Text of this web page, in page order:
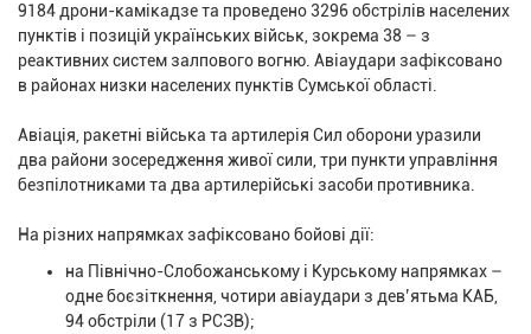
9184 дрони-камікадзе та проведено 3296 обстрілів населених
пунктів і позицій українських військ, зокрема 38 – з
реактивних систем залпового вогню. Авіаудари зафіксовано
в районах низки населених пунктів Сумської області.
Авіація, ракетні війська та артилерія Сил оборони уразили
два райони зосередження живої сили, три пункти управління
безпілотниками та два артилерійські засоби противника.
На різних напрямках зафіксовано бойові дії:
на Північно-Слобожанському і Курському напрямках –
одне боєзіткнення, чотири авіаудари з дев’ятьма КАБ,
94 обстріли (17 з РСЗВ);